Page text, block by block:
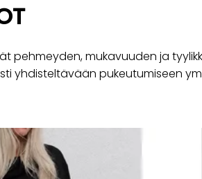
pehmeyden, mukavuuden ja
yhdisteltävään pukeutumiseen